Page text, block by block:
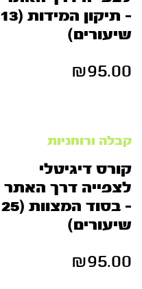
– תיקון המידות (13
שיעורים)
₪95.00
קבלה ורוחניות
קורס דיגיטלי
לצפייה דרך האתר
– בסוד המצוות (25
שיעורים)
₪95.00